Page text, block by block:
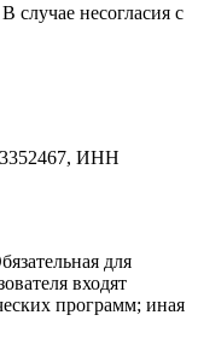
случае несогласия с
ИНН
для
входят
программ; иная